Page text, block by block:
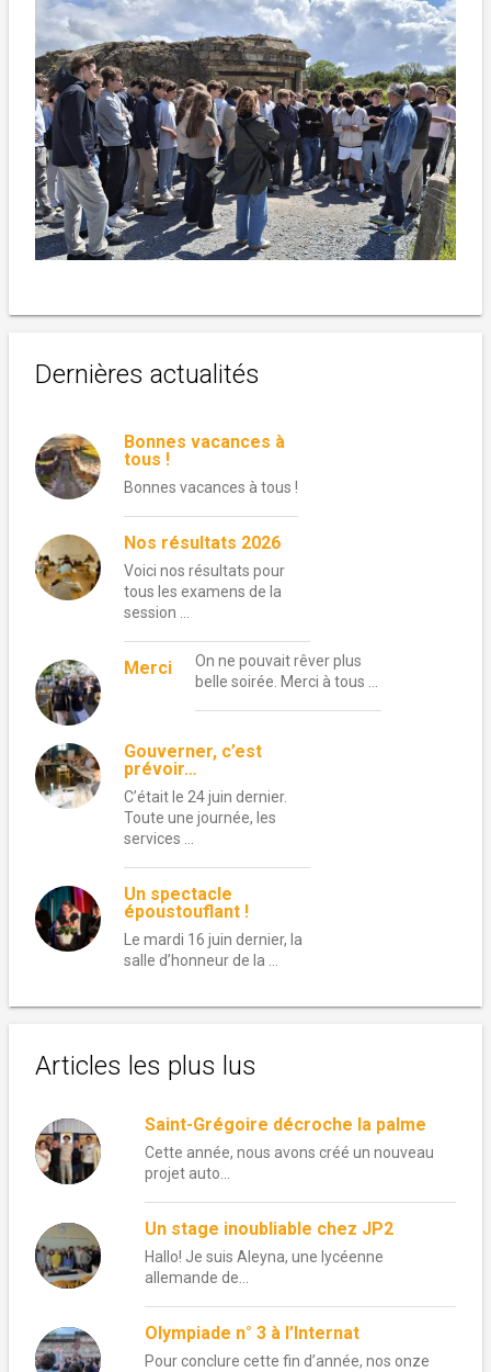
Dernières actualités
Bonnes vacances à
tous !
Bonnes vacances à tous !
Nos résultats 2026
Voici nos résultats pour
tous les examens de la
session …
Merci
On ne pouvait rêver plus
belle soirée. Merci à tous …
Gouverner, c’est
prévoir…
C’était le 24 juin dernier.
Toute une journée, les
services …
Un spectacle
époustouflant !
Le mardi 16 juin dernier, la
salle d’honneur de la …
Articles les plus lus
Saint-Grégoire décroche la palme
Cette année, nous avons créé un nouveau
projet auto...
Un stage inoubliable chez JP2
Hallo! Je suis Aleyna, une lycéenne
allemande de...
Olympiade n° 3 à l’Internat
Pour conclure cette fin d’année, nos onze